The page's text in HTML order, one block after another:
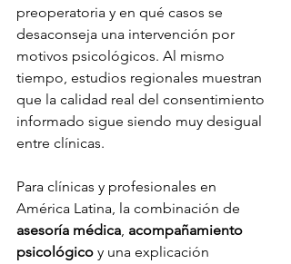
preoperatoria y en qué casos se
desaconseja una intervención por
motivos psicológicos. Al mismo
tiempo, estudios regionales muestran
que la calidad real del consentimiento
informado sigue siendo muy desigual
entre clínicas.
Para clínicas y profesionales en
América Latina, la combinación de
asesoría médica, acompañamiento
psicológico y una explicación